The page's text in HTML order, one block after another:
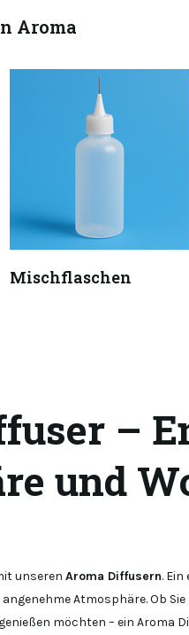
Aroma
Mischflaschen
–
und
unseren Aroma Diffusern.
Atmosphäre. Ob
möchten – ein Aroma